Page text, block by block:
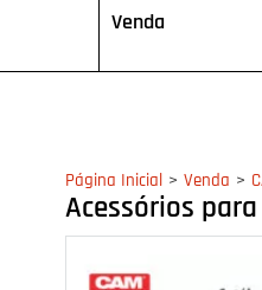
Venda
Página Inicial > Venda >
Acessórios